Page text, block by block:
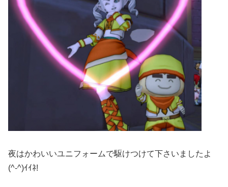
夜はかわいいユニフォームで駆けつけて下さいましたよ
(^-^)ｲｲﾈ!